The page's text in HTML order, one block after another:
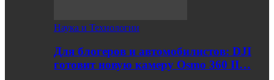
Наука и Технологии
Для блогеров и автомобилистов: DJI
готовит новую камеру Osmo 360 II…